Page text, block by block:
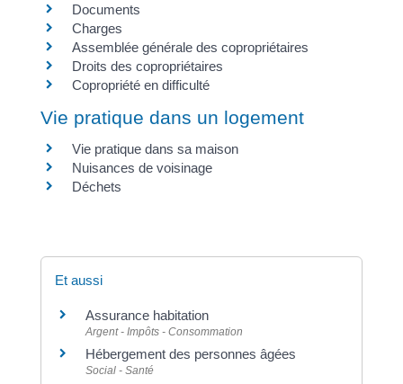
Documents
Charges
Assemblée générale des copropriétaires
Droits des copropriétaires
Copropriété en difficulté
Vie pratique dans un logement
Vie pratique dans sa maison
Nuisances de voisinage
Déchets
Et aussi
Assurance habitation
Argent - Impôts - Consommation
Hébergement des personnes âgées
Social - Santé